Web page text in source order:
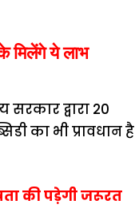
मिलेंगे ये लाभ
द्वारा 20
का भी प्रावधान है
की पड़ेगी जरूरत